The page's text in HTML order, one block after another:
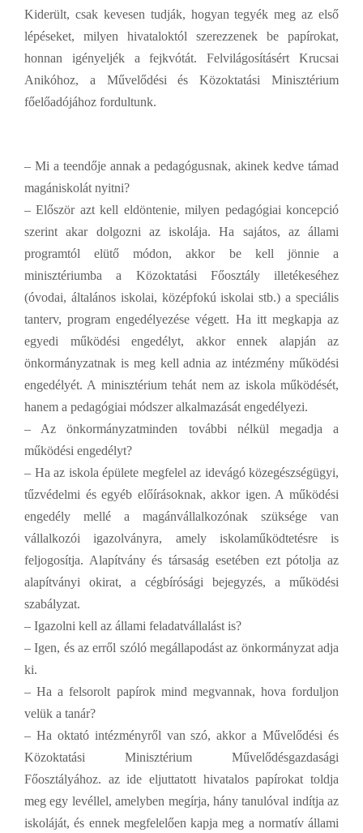
Kiderült, csak kevesen tudják, hogyan tegyék meg az első
lépéseket, milyen hivataloktól szerezzenek be papírokat,
honnan igényeljék a fejkvótát. Felvilágosításért Krucsai
Anikóhoz, a Művelődési és Közoktatási Minisztérium
főelőadójához fordultunk.
– Mi a teendője annak a pedagógusnak, akinek kedve támad
magániskolát nyitni?
– Először azt kell eldöntenie, milyen pedagógiai koncepció
szerint akar dolgozni az iskolája. Ha sajátos, az állami
programtól elütő módon, akkor be kell jönnie a
minisztériumba a Közoktatási Főosztály illetékeséhez
(óvodai, általános iskolai, középfokú iskolai stb.) a speciális
tanterv, program engedélyezése végett. Ha itt megkapja az
egyedi működési engedélyt, akkor ennek alapján az
önkormányzatnak is meg kell adnia az intézmény működési
engedélyét. A minisztérium tehát nem az iskola működését,
hanem a pedagógiai módszer alkalmazását engedélyezi.
– Az önkormányzatminden további nélkül megadja a
működési engedélyt?
– Ha az iskola épülete megfelel az idevágó közegészségügyi,
tűzvédelmi és egyéb előírásoknak, akkor igen. A működési
engedély mellé a magánvállalkozónak szüksége van
vállalkozói igazolványra, amely iskolaműködtetésre is
feljogosítja. Alapítvány és társaság esetében ezt pótolja az
alapítványi okirat, a cégbírósági bejegyzés, a működési
szabályzat.
– Igazolni kell az állami feladatvállalást is?
– Igen, és az erről szóló megállapodást az önkormányzat adja
ki.
– Ha a felsorolt papírok mind megvannak, hova forduljon
velük a tanár?
– Ha oktató intézményről van szó, akkor a Művelődési és
Közoktatási Minisztérium Művelődésgazdasági
Főosztályához. az ide eljuttatott hivatalos papírokat toldja
meg egy levéllel, amelyben megírja, hány tanulóval indítja az
iskoláját, és ennek megfelelően kapja meg a normatív állami